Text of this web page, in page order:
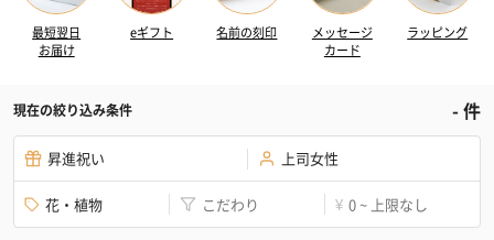
最短翌日
お届け
eギフト 名前の刻印
メッセージ
カード
ラッピング
現在の絞り込み条件 -件
昇進祝い 上司女性
花・植物 こだわり ¥ 0 ~ 上限なし